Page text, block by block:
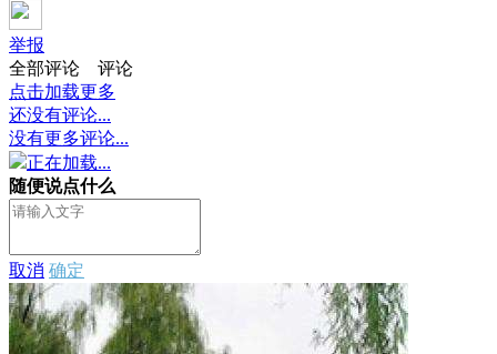
举报
全部评论
评论
点击加载更多
还没有评论...
没有更多评论...
正在加载...
随便说点什么
取消 确定